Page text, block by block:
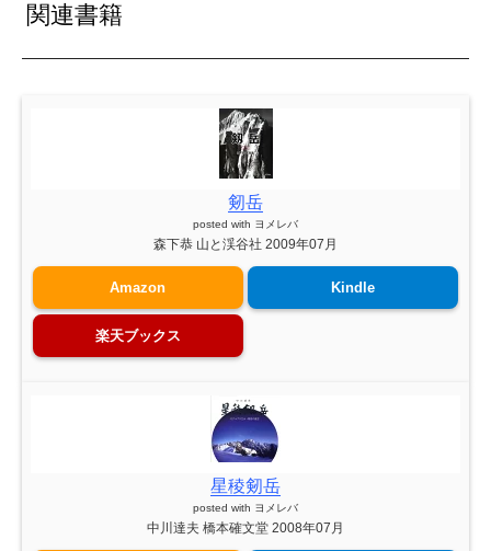
関連書籍
剱岳
posted with ヨメレバ
森下恭 山と渓谷社 2009年07月
Amazon Kindle
楽天ブックス
星稜剱岳
posted with ヨメレバ
中川達夫 橋本確文堂 2008年07月